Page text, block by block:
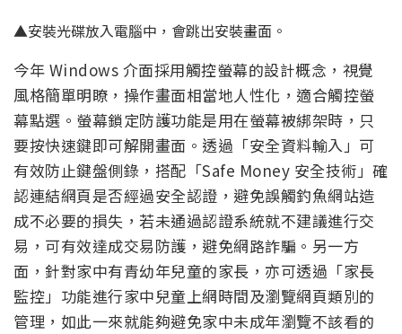
▲安裝光碟放入電腦中，會跳出安裝畫面。
今年 Windows 介面採用觸控螢幕的設計概念，視覺
風格簡單明瞭，操作畫面相當地人性化，適合觸控螢
幕點選。螢幕鎖定防護功能是用在螢幕被綁架時，只
要按快速鍵即可解開畫面。透過「安全資料輸入」可
有效防止鍵盤側錄，搭配「Safe Money 安全技術」確
認連結網頁是否經過安全認證，避免誤觸釣魚網站造
成不必要的損失，若未通過認證系統就不建議進行交
易，可有效達成交易防護，避免網路詐騙。另一方
面，針對家中有青幼年兒童的家長，亦可透過「家長
監控」功能進行家中兒童上網時間及瀏覽網頁類別的
管理，如此一來就能夠避免家中未成年瀏覽不該看的